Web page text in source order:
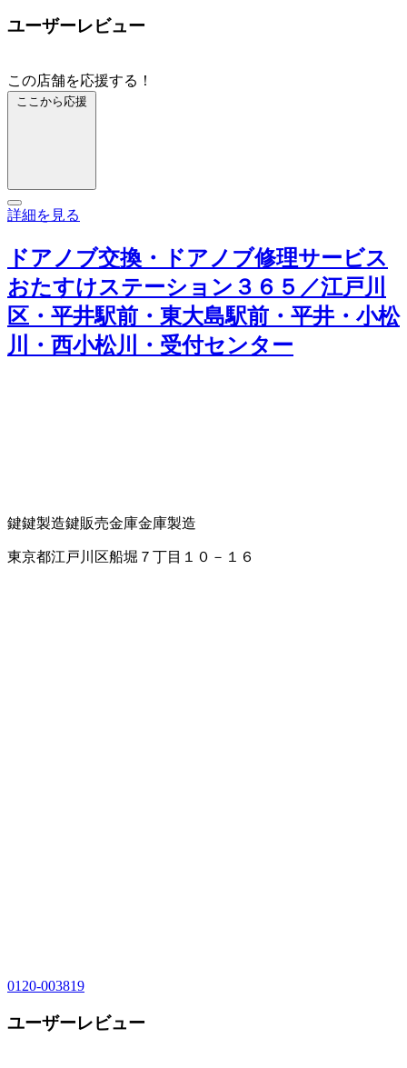
ユーザーレビュー
この店舗を応援する！
ここから応援
詳細を見る
ドアノブ交換・ドアノブ修理サービス
おたすけステーション３６５／江戸川
区・平井駅前・東大島駅前・平井・小松
川・西小松川・受付センター
鍵鍵製造鍵販売金庫金庫製造
東京都江戸川区船堀７丁目１０－１６
0120-003819
ユーザーレビュー